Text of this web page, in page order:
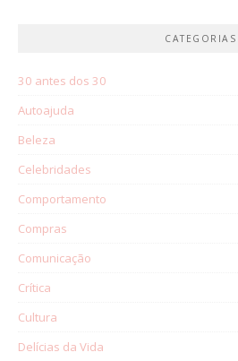
CATEGORIAS
30 antes dos 30
Autoajuda
Beleza
Celebridades
Comportamento
Compras
Comunicação
Crítica
Cultura
Delícias da Vida